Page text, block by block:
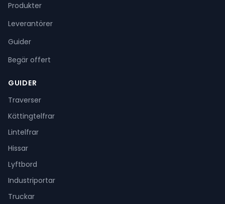
Produkter
Leverantörer
Guider
Begär offert
GUIDER
Traverser
Kättingtelfrar
Lintelfrar
Hissar
Lyftbord
Industriportar
Truckar